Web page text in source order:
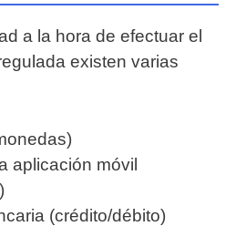
a la hora de efectuar el
existen varias
aplicación móvil
)
(crédito/débito)